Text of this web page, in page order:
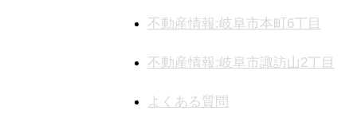
不動産情報:岐阜市本町6丁目
不動産情報:岐阜市諏訪山2丁目
よくある質問